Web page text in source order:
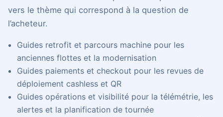
vers le thème qui correspond à la question de
l’acheteur.
Guides retrofit et parcours machine pour les
anciennes flottes et la modernisation
Guides paiements et checkout pour les revues de
déploiement cashless et QR
Guides opérations et visibilité pour la télémétrie, les
alertes et la planification de tournée